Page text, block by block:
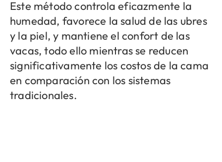
Este método controla eficazmente la
humedad, favorece la salud de las ubres
y la piel, y mantiene el confort de las
vacas, todo ello mientras se reducen
significativamente los costos de la cama
en comparación con los sistemas
tradicionales.